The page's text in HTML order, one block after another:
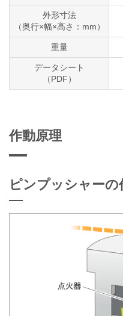
外形寸法
（奥行×幅×高さ：mm）
重量
データシート
（PDF）
作動原理
ピンプッシャーの